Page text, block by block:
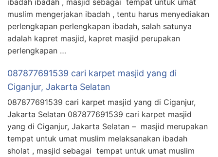
muslim mengerjakan ibadah , tentu harus menyediakan
perlengkapan perlengkapan ibadah, salah satunya
adalah kapret masjid, kapret masjid perupakan
perlengkapan …
087877691539 cari karpet masjid yang di
Ciganjur, Jakarta Selatan
087877691539 cari karpet masjid yang di Ciganjur,
Jakarta Selatan 087877691539 cari karpet masjid
yang di Ciganjur, Jakarta Selatan – masjid merupakan
tempat untuk umat muslim melaksanakan ibadah
sholat , masjid sebagai tempat untuk umat muslim